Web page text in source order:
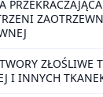
ZŁOŚLIWE
I INNYCH